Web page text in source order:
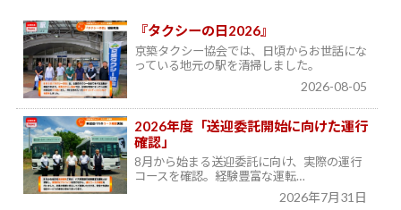
『タクシーの日2026』
京築タクシー協会では、日頃からお世話にな
っている地元の駅を清掃しました。
2026-08-05
2026年度「送迎委託開始に向けた運行
確認」
8月から始まる送迎委託に向け、実際の運行
コースを確認。経験豊富な運転…
2026年7月31日